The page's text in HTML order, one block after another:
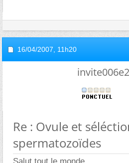
16/04/2007, 11h20
Re : Ovule et
spermatozoïdes